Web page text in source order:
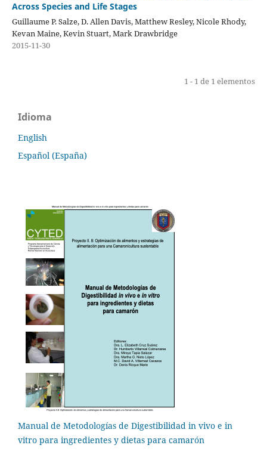
Across Species and Life Stages
Guillaume P. Salze, D. Allen Davis, Matthew Resley, Nicole Rhody,
Kevan Maine, Kevin Stuart, Mark Drawbridge
2015-11-30
1 - 1 de 1 elementos
Idioma
English
Español (España)
Manual de Metodologías de Digestibilidad in vivo e in
vitro para ingredientes y dietas para camarón